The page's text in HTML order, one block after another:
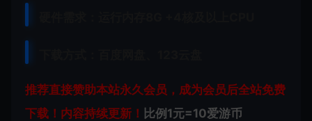
推荐直接赞助本站永久会员，成为会员后全站免费
下载！内容持续更新！ 比例1元=10爱游币